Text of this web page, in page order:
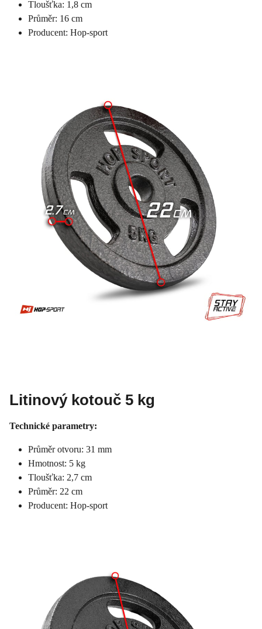
Tloušťka: 1,8 cm
Průměr: 16 cm
Producent: Hop-sport
Litinový kotouč 5 kg
Technické parametry:
Průměr otvoru: 31 mm
Hmotnost: 5 kg
Tloušťka: 2,7 cm
Průměr: 22 cm
Producent: Hop-sport